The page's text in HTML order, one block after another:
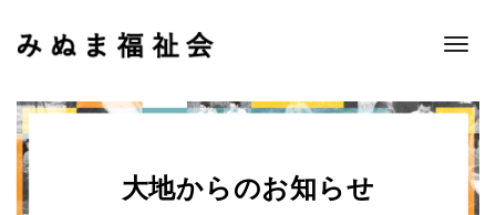
Toggle
大地からのお知らせ